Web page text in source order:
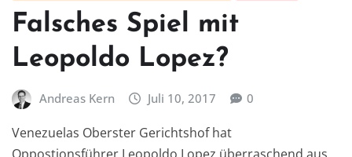
Falsches Spiel mit
Leopoldo Lopez?
Andreas Kern Juli 10, 2017 0
Venezuelas Oberster Gerichtshof hat
Oppostionsführer Leopoldo Lopez überraschend aus